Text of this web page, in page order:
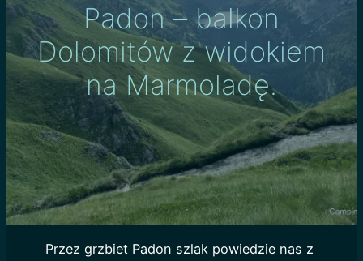
Padon – balkon
Dolomitów z widokiem
na Marmoladę.
Przez grzbiet Padon szlak powiedzie nas z